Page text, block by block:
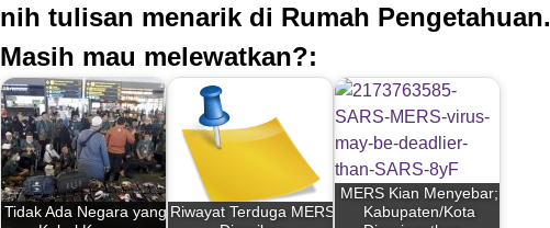
nih tulisan menarik di Rumah Pengetahuan.
Masih mau melewatkan?:
Tidak Ada Negara yang Riwayat Terduga MERS
MERS Kian Menyebar;
Kabupaten/Kota